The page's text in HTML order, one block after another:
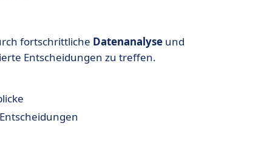
fortschrittliche Datenanalyse und
Entscheidungen zu treffen.